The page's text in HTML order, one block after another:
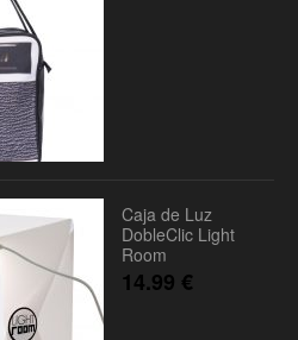
Caja de Luz
DobleClic Light
Room
14.99 €